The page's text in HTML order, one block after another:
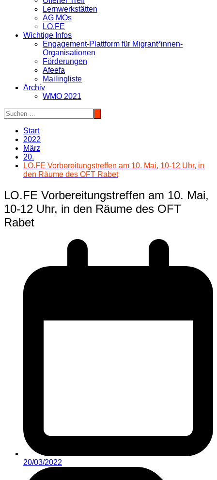
Lernwerkstätten
AG MOs
LO.FE
Wichtige Infos
Engagement-Plattform für Migrant*innen-
Organisationen
Förderungen
Afeefa
Mailingliste
Archiv
WMO 2021
Start
2022
März
20.
LO.FE Vorbereitungstreffen am 10. Mai, 10-12 Uhr, in
den Räume des OFT Rabet
LO.FE Vorbereitungstreffen am 10. Mai,
10-12 Uhr, in den Räume des OFT
Rabet
20/03/2022